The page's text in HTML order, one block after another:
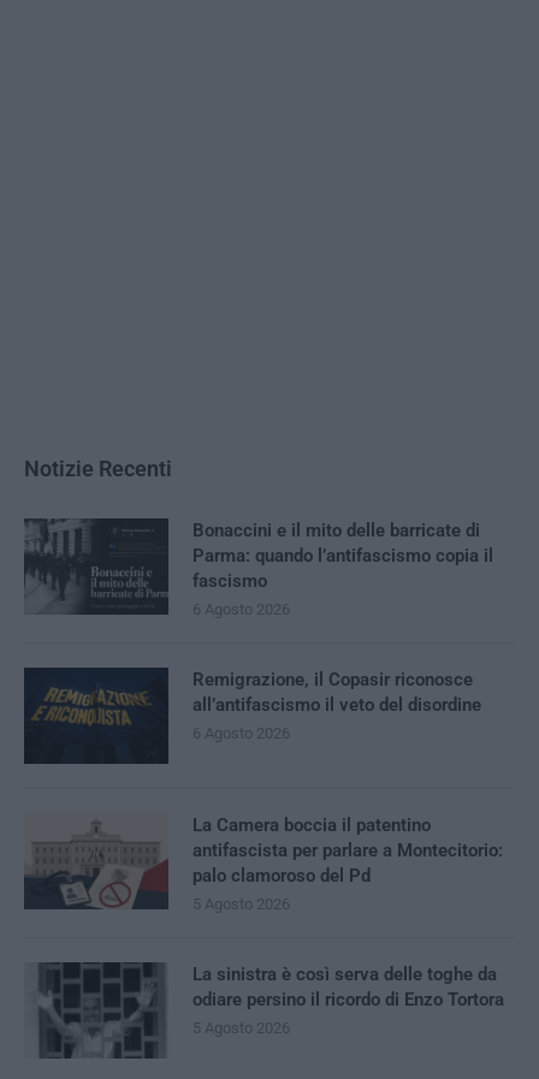
Notizie Recenti
Bonaccini e il mito delle barricate di
Parma: quando l’antifascismo copia il
fascismo
6 Agosto 2026
Remigrazione, il Copasir riconosce
all’antifascismo il veto del disordine
6 Agosto 2026
La Camera boccia il patentino
antifascista per parlare a Montecitorio:
palo clamoroso del Pd
5 Agosto 2026
La sinistra è così serva delle toghe da
odiare persino il ricordo di Enzo Tortora
5 Agosto 2026